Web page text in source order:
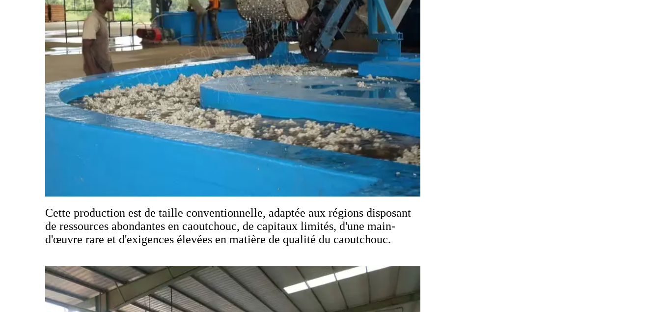
Cette production est de taille conventionnelle, adaptée aux régions disposant
de ressources abondantes en caoutchouc, de capitaux limités, d'une main-
d'œuvre rare et d'exigences élevées en matière de qualité du caoutchouc.